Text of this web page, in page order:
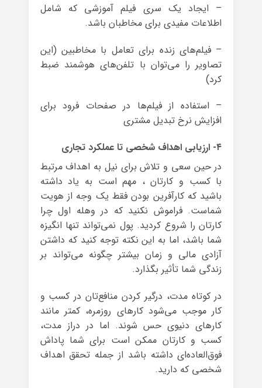
– ایجاد یک سری فیلم آموزشی که شامل
اطلاعات مفیدی برای مخاطبان باشد.
– فیلم‌های زنده برای تعامل با مخاطبین‌ (این
تصاویر را می‌توان با تلفن‌های هوشمند ضبط
کرد)
– استفاده از فیلم‌ها در صفحات فرود برای
افزایش نرخ تبدیل مشتری
۴- ارزیابی اهداف شخصی تا عملکرد تجاری
در حین سعی و تلاش‌ برای نیل به اهداف مرتبط
با کسب و کارتان ، مهم است به یاد داشته
باشید که کارآفرین بودن فقط یک وجه از هویت
شماست. فراموش نکنید که در وهله‌ اول چرا
کارتان را شروع کردید. پول نمی‌تواند تنها انگیزه‌
شما باشد، اما به این نکته توجه کنید که داشتن
آزادی مالی و زمان بیشتر چگونه می‌تواند بر
زندگی شما تأثیر بگذارد.
در کوتاه مدت، درگیر کردن منافع‌تان در کسب و
کار موجب می‌شود کارهای روزمره، کمتر مانند
کارهای دنیوی حس شوند. اما در دراز مدت،
کسب و کارتان ممکن است برای شما پاداش
فوق‌العاده‌ای داشته باشد از جمله تحقق اهداف
شخصی که دارید.